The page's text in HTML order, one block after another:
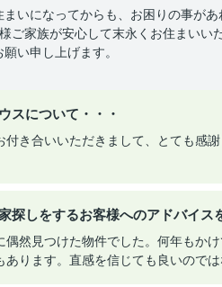
まいになってからも、お困りの事が
ご家族が安心して末永くお住まいい
願い申し上げます。
スについて・・・
付き合いいただきまして、とても感
探しをするお客様へのアドバイス
偶然見つけた物件でした。何年もか
あります。直感を信じても良いのでは